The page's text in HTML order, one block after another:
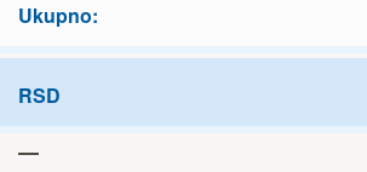
Ukupno:
RSD